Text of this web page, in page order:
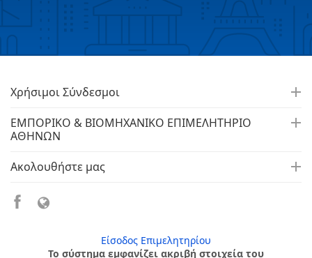
Χρήσιμοι Σύνδεσμοι
ΕΜΠΟΡΙΚΟ & ΒΙΟΜΗΧΑΝΙΚΟ ΕΠΙΜΕΛΗΤΗΡΙΟ
ΑΘΗΝΩΝ
Ακολουθήστε μας
Είσοδος Επιμελητηρίου
Το σύστημα εμφανίζει ακριβή στοιχεία του